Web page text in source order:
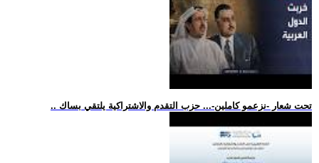
.. تحت شعار -نزعمو كاملين-... حزب التقدم والاشتراكية يلتقي بساك